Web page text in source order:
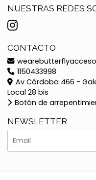
NUESTRAS REDES
CONTACTO
1150433998
Av Córdoba 466 -
Local 28 bis
Botón de
NEWSLETTER